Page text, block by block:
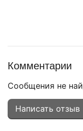
Комментарии
Сообщения не
Написать отзыв